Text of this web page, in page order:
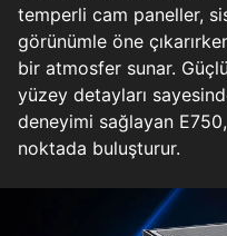
temperli cam paneller,
görünümle öne
bir atmosfer sunar.
yüzey detayları
deneyimi sağlayan
noktada buluşturur.